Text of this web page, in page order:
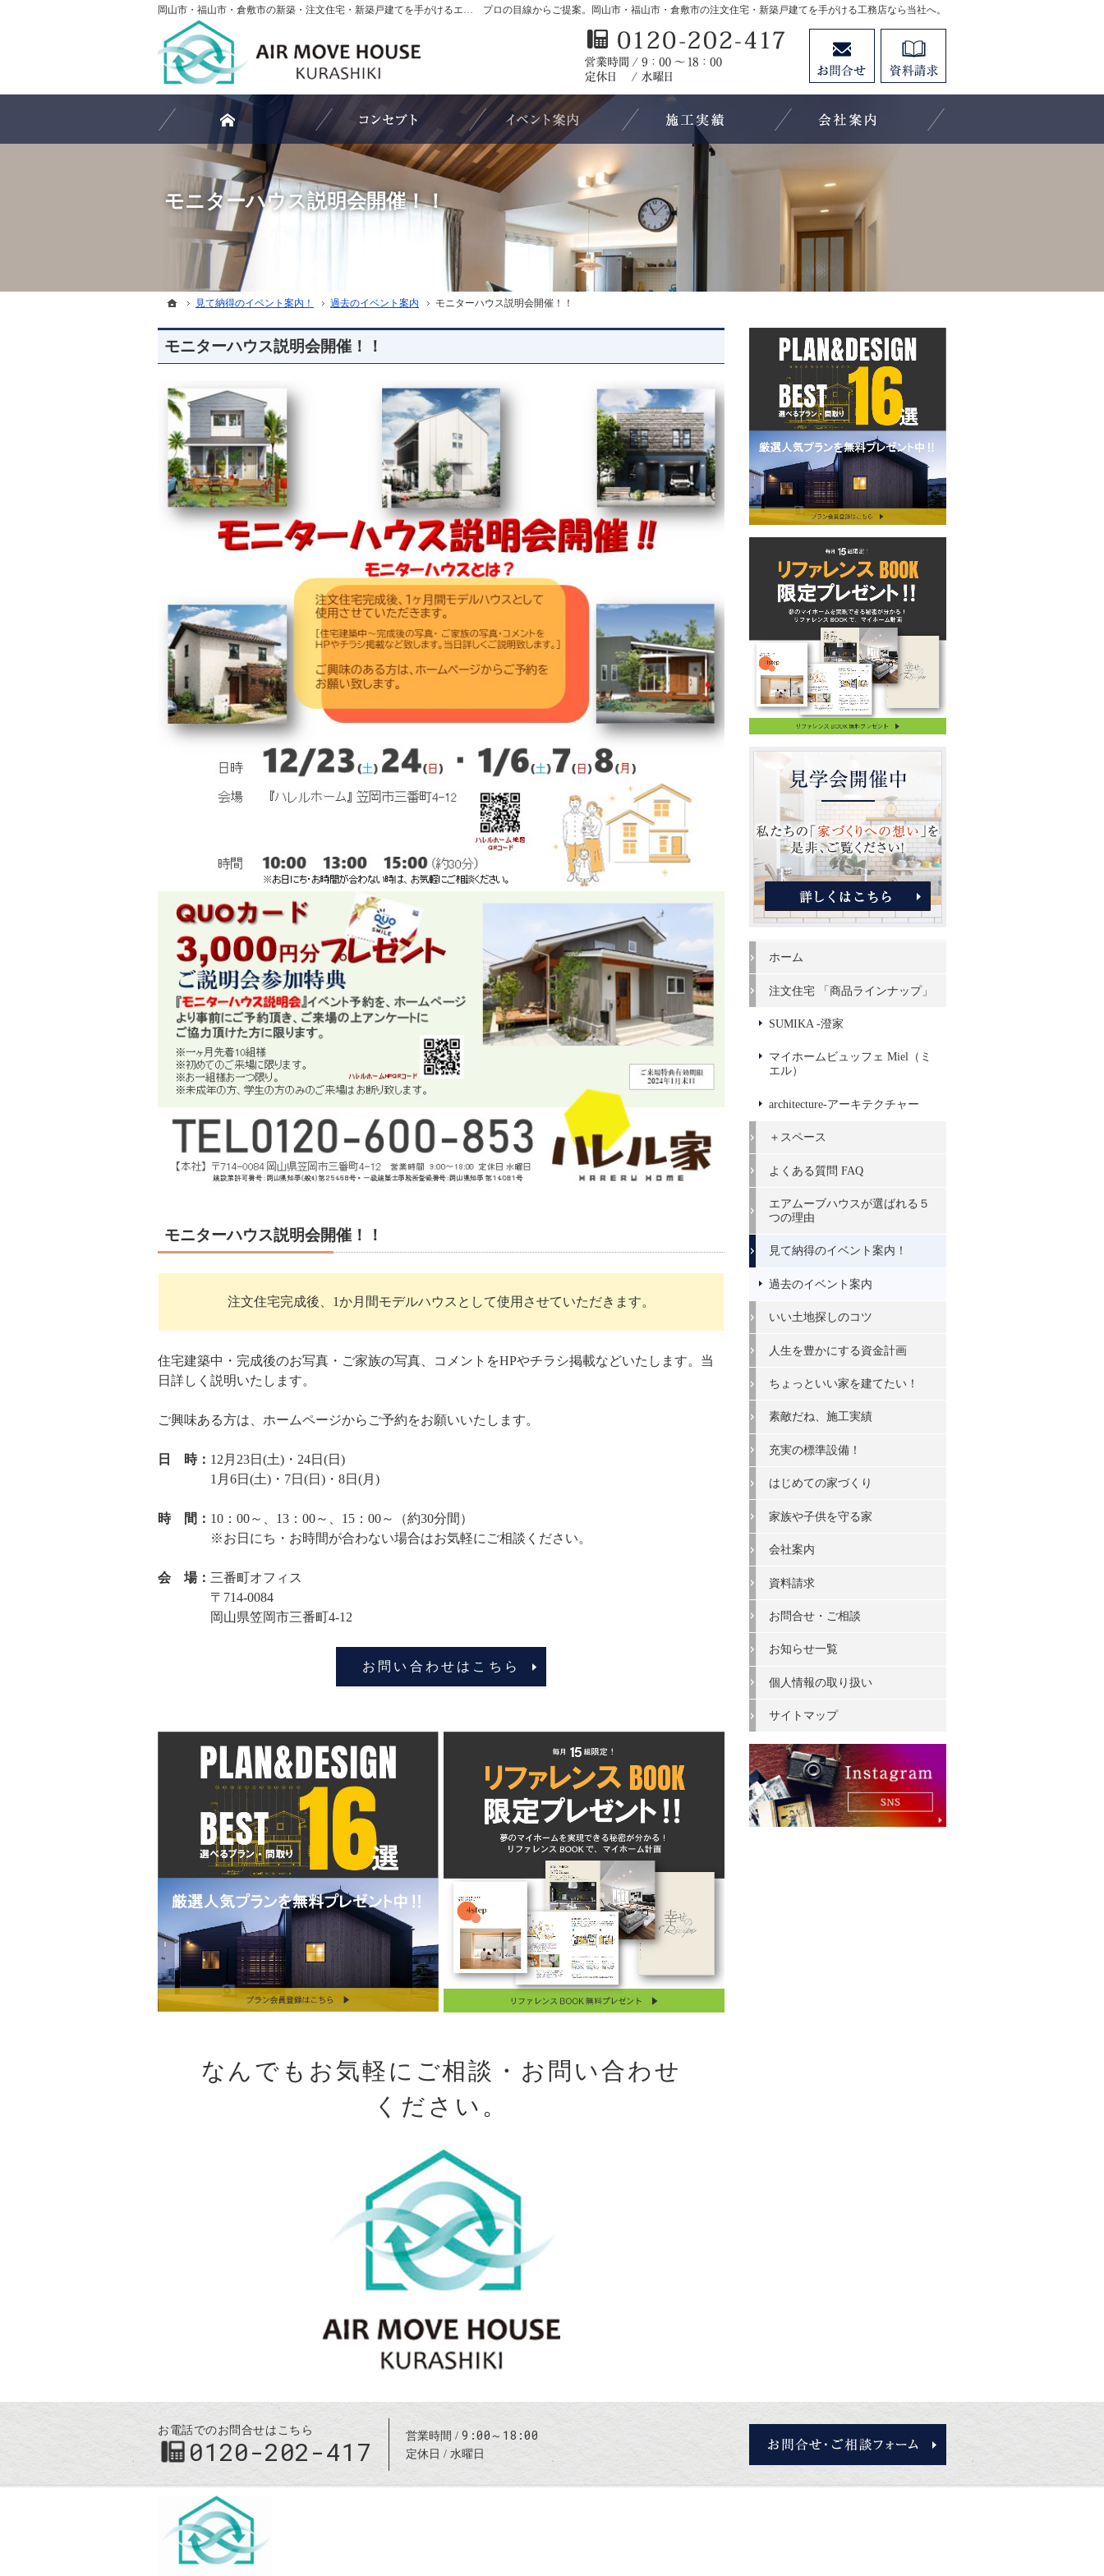
モニターハウス説明会開催！！
プロの目線からご提案。岡山市・福山市・倉敷市の注文住宅・新築戸建てを手がける工務店なら当社へ。
岡山市・福山市・倉敷市の新築・注文住宅・新築戸建てを手がけるエアムーブハウス
ホーム
見て納得のイベント案内！ 過去のイベント案内 モニターハウス説明会開催！！
モニターハウス説明会開催！！
モニターハウス説明会開催！！
注文住宅完成後、1か月間モデルハウスとして使用させていただきます。
住宅建築中・完成後のお写真・ご家族の写真、コメントをHPやチラシ掲載などいたします。当
日詳しく説明いたします。
ご興味ある方は、ホームページからご予約をお願いいたします。
日 時： 12月23日(土)・24日(日)
1月6日(土)・7日(日)・8日(月)
時 間： 10：00～、13：00～、15：00～（約30分間）
※お日にち・お時間が合わない場合はお気軽にご相談ください。
会 場： 三番町オフィス
〒714-0084
岡山県笠岡市三番町4-12
お問い合わせはこちら
なんでもお気軽に ご相談・お問い合わせ
ください。
ホーム
注文住宅 「商品ラインナップ」
SUMIKA -澄家
マイホームビュッフェ Miel（ミ
エル）
architecture-アーキテクチャー
＋スペース
よくある質問 FAQ
エアムーブハウスが選ばれる５
つの理由
見て納得のイベント案内！
過去のイベント案内
いい土地探しのコツ
人生を豊かにする資金計画
ちょっといい家を建てたい！
素敵だね、施工実績
充実の標準設備！
はじめての家づくり
家族や子供を守る家
会社案内
資料請求
お問合せ・ご相談
お知らせ一覧
個人情報の取り扱い
サイトマップ
ホーム
見て納得のイベント案内！ 過去のイベント案内 モニターハウス説明会開催！！
0120-202-417
営業時間9:00～18:00 定休日：水曜日
『自然素材で健康に暮らせる家』 見て納得のイベント案内！
お電話でのお問合せはこちら
0120-202-417 営業時間 9:00～18:00
定休日 水曜日